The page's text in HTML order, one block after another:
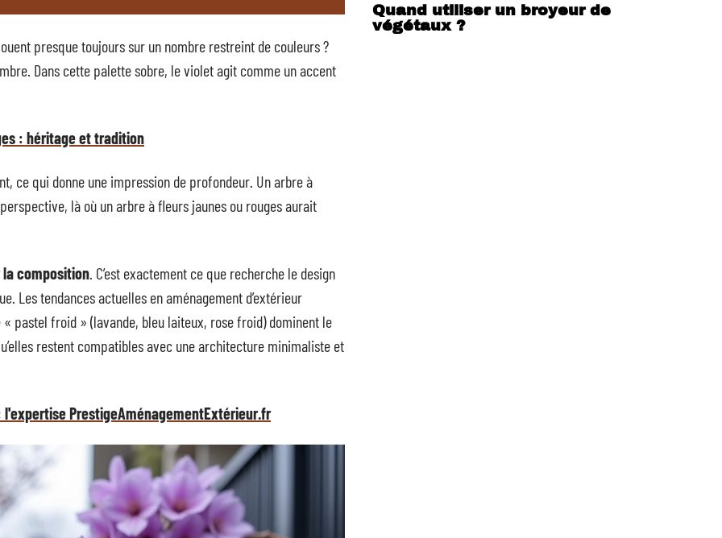
presque toujours sur un nombre restreint de couleurs ?
Dans cette palette sobre, le violet agit comme un accent
: héritage et tradition
ce qui donne une impression de profondeur. Un arbre à
là où un arbre à fleurs jaunes ou rouges aurait
composition. C’est exactement ce que recherche le design
Les tendances actuelles en aménagement d’extérieur
pastel froid » (lavande, bleu laiteux, rose froid) dominent le
restent compatibles avec une architecture minimaliste et
PrestigeAménagementExtérieur.fr
Quand utiliser un broyeur de
végétaux ?